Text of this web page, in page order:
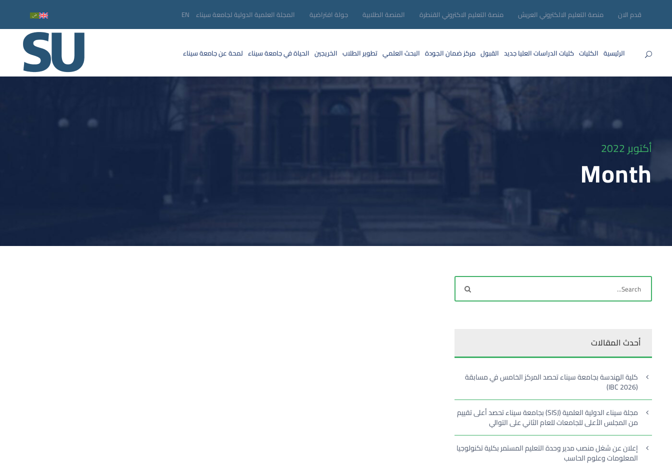
قدم الان منصة التعليم الالكتروني العريش منصة التعليم الاكتروني القنطرة المنصة الطلابية جولة افتراضية المجلة العلمية الدولية لجامعة سيناء EN
الرئيسية الكليات كليات الدراسات العلياجديد القبول مركز ضمان الجودة البحث العلمي تطوير الطلاب الخريجين الحياة في جامعة سيناء لمحة عن جامعة سيناء
أكتوبر 2022
Month
أحدث المقالات
كلية الهندسة بجامعة سيناء تحصد المركز الخامس في مسابقة
(IBC 2026)
مجلة سيناء الدولية العلمية (SISJ) بجامعة سيناء تحصد أعلى تقييم
من المجلس الأعلى للجامعات للعام الثاني على التوالي
إعلان عن شغل منصب مدير وحدة التعليم المستمر بكلية تكنولوجيا
المعلومات وعلوم الحاسب